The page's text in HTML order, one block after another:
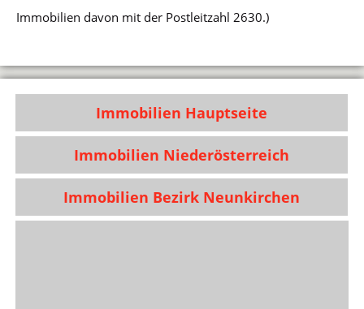
Immobilien davon mit der Postleitzahl 2630.)
Immobilien Hauptseite
Immobilien Niederösterreich
Immobilien Bezirk Neunkirchen